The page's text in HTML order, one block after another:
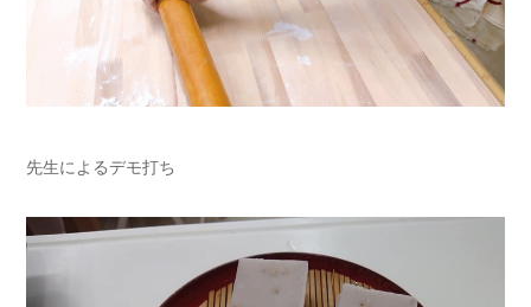
先生によるデモ打ち